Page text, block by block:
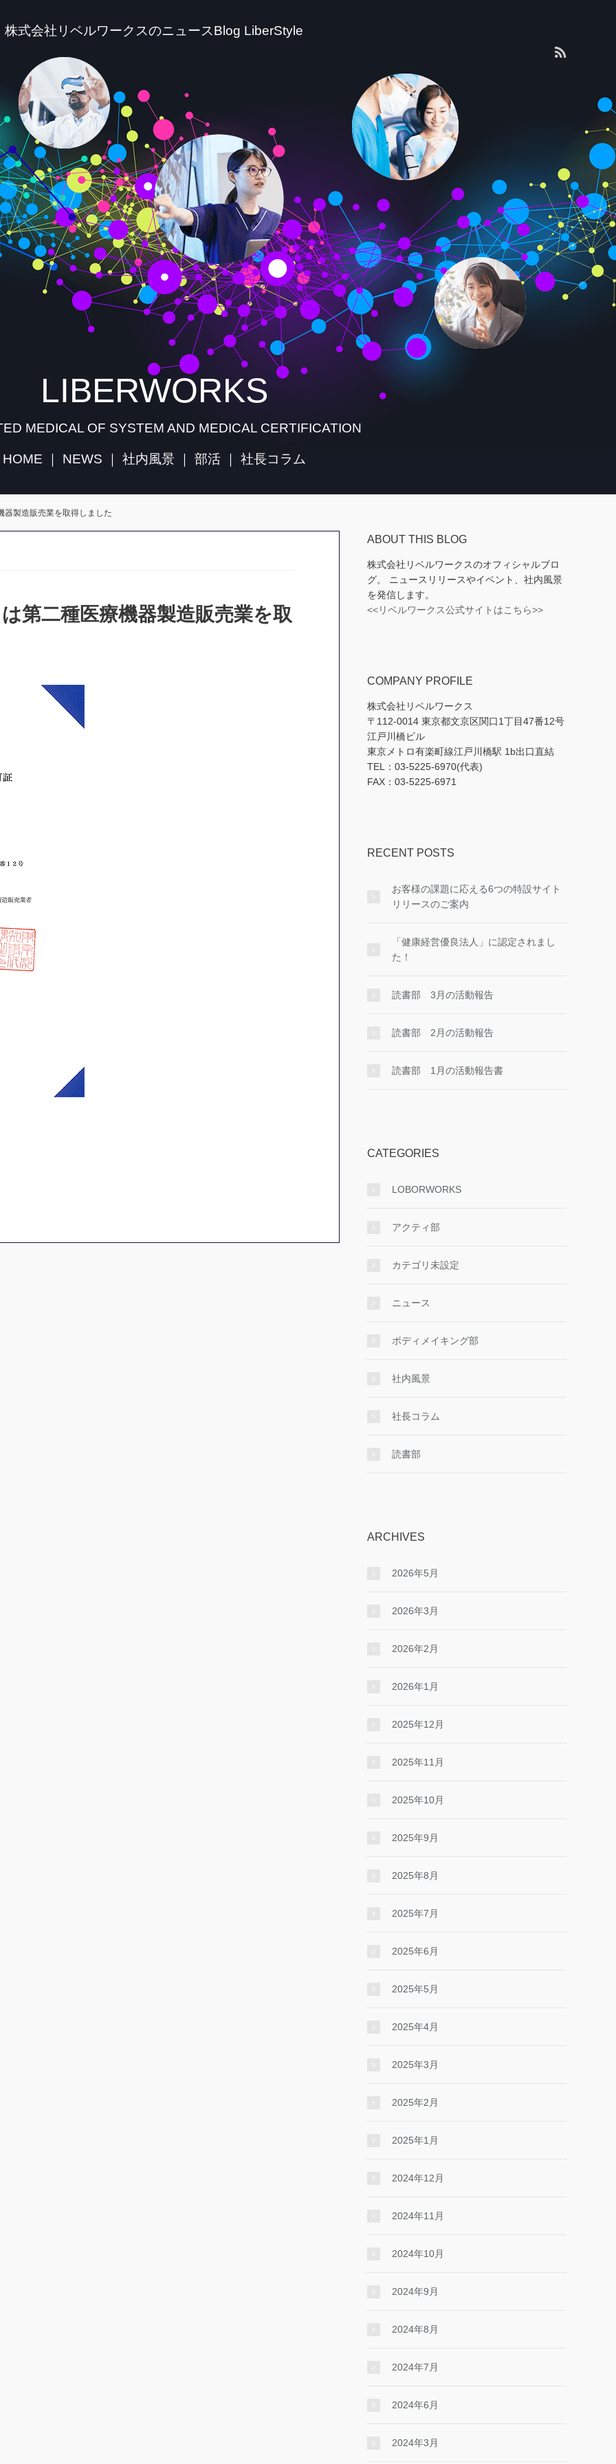
株式会社リベルワークスのニュースBlog LiberStyle
LIBERWORKS
MEDICAL OF SYSTEM AND MEDICAL CERTIFICATION
HOME NEWS 社内風景 部活｜ 社長コラム
器製造販売業を取得しました
第二種医療機器製造販売業を取
ABOUT THIS BLOG
株式会社リベルワークスのオフィシャルブロ
グ。 ニュースリリースやイベント、社内風景
を発信します。
<<リベルワークス公式サイトはこちら>>
COMPANY PROFILE
株式会社リベルワークス
〒112-0014 東京都文京区関口1丁目47番12号
江戸川橋ビル
東京メトロ有楽町線江戸川橋駅 1b出口直結
TEL：03-5225-6970(代表)
FAX：03-5225-6971
RECENT POSTS
お客様の課題に応える6つの特設サイト
リリースのご案内
「健康経営優良法人」に認定されまし
た！
読書部 3月の活動報告
読書部 2月の活動報告
読書部 1月の活動報告書
CATEGORIES
LOBORWORKS
アクティ部
カテゴリ未設定
ニュース
ボディメイキング部
社内風景
社長コラム
読書部
ARCHIVES
2026年5月
2026年3月
2026年2月
2026年1月
2025年12月
2025年11月
2025年10月
2025年9月
2025年8月
2025年7月
2025年6月
2025年5月
2025年4月
2025年3月
2025年2月
2025年1月
2024年12月
2024年11月
2024年10月
2024年9月
2024年8月
2024年7月
2024年6月
2024年3月